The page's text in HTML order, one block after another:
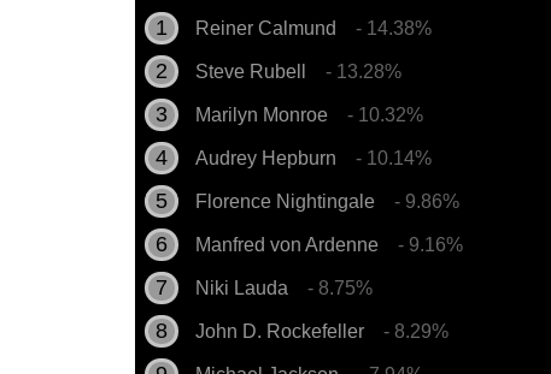
Reiner Calmund - 14.38%
Steve Rubell - 13.28%
Marilyn Monroe - 10.32%
Audrey Hepburn - 10.14%
Florence Nightingale - 9.86%
Manfred von Ardenne - 9.16%
Niki Lauda - 8.75%
John D. Rockefeller - 8.29%